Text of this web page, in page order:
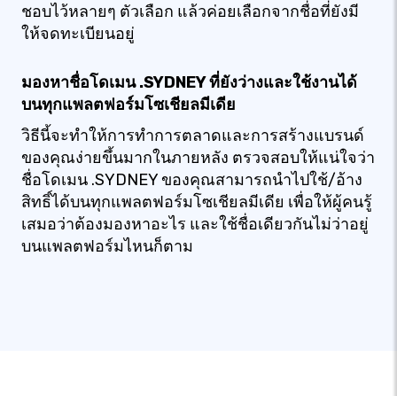
ชอบไว้หลายๆ ตัวเลือก แล้วค่อยเลือกจากชื่อที่ยังมี
ให้จดทะเบียนอยู่
มองหาชื่อโดเมน .SYDNEY ที่ยังว่างและใช้งานได้
บนทุกแพลตฟอร์มโซเชียลมีเดีย
วิธีนี้จะทำให้การทำการตลาดและการสร้างแบรนด์
ของคุณง่ายขึ้นมากในภายหลัง ตรวจสอบให้แน่ใจว่า
ชื่อโดเมน .SYDNEY ของคุณสามารถนำไปใช้/อ้าง
สิทธิ์ได้บนทุกแพลตฟอร์มโซเชียลมีเดีย เพื่อให้ผู้คนรู้
เสมอว่าต้องมองหาอะไร และใช้ชื่อเดียวกันไม่ว่าอยู่
บนแพลตฟอร์มไหนก็ตาม